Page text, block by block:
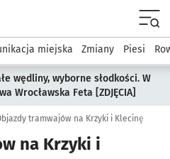
podserwis: Komunikacja
miejska Zmiany Piesi
wędliny, wyborne słodkości. W
Wrocławska Feta [ZDJĘCIA]
tramwajów na Krzyki i Klecinę
na Krzyki i